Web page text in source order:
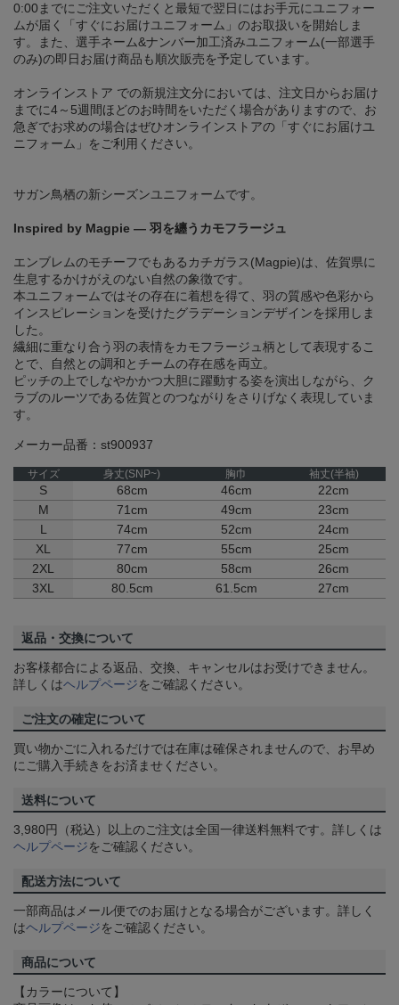
0:00までにご注文いただくと最短で翌日にはお手元にユニフォー
ムが届く「すぐにお届けユニフォーム」のお取扱いを開始しま
す。また、選手ネーム&ナンバー加工済みユニフォーム(一部選手
のみ)の即日お届け商品も順次販売を予定しています。
オンラインストア での新規注文分においては、注文日からお届け
までに4～5週間ほどのお時間をいただく場合がありますので、お
急ぎでお求めの場合はぜひオンラインストアの「すぐにお届けユ
ニフォーム」をご利用ください。
サガン鳥栖の新シーズンユニフォームです。
Inspired by Magpie ― 羽を纏うカモフラージュ
エンブレムのモチーフでもあるカチガラス(Magpie)は、佐賀県に
生息するかけがえのない自然の象徴です。
本ユニフォームではその存在に着想を得て、羽の質感や色彩から
インスピレーションを受けたグラデーションデザインを採用しま
した。
繊細に重なり合う羽の表情をカモフラージュ柄として表現するこ
とで、自然との調和とチームの存在感を両立。
ピッチの上でしなやかかつ大胆に躍動する姿を演出しながら、ク
ラブのルーツである佐賀とのつながりをさりげなく表現していま
す。
メーカー品番：st900937
サイズ 身丈(SNP~) 胸巾 袖丈(半袖)
S 68cm 46cm
22cm
M
71cm 49cm
23cm
L
74cm 52cm
24cm
XL
77cm 55cm
25cm
2XL
80cm 58cm
26cm
3XL
80.5cm 61.5cm 27cm
返品・交換について
お客様都合による返品、交換、キャンセルはお受けできません。
詳しくはヘルプページをご確認ください。
ご注文の確定について
買い物かごに入れるだけでは在庫は確保されませんので、お早め
にご購入手続きをお済ませください。
送料について
3,980円（税込）以上のご注文は全国一律送料無料です。詳しくは
ヘルプページをご確認ください。
配送方法について
一部商品はメール便でのお届けとなる場合がございます。詳しく
はヘルプページをご確認ください。
商品について
【カラーについて】